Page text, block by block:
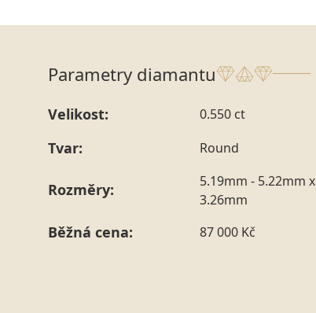
Parametry diamantu
Velikost: 0.550 ct
Tvar: Round
Rozměry:
5.19mm - 5.22mm x
3.26mm
Běžná cena: 87 000 Kč